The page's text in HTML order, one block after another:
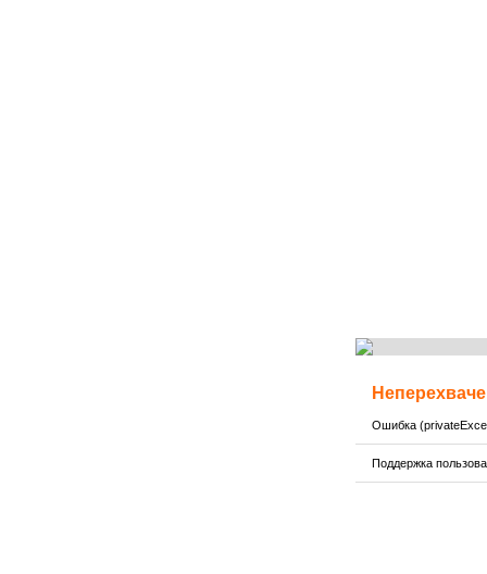
Ошибка
Поддержка